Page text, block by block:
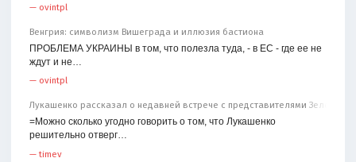
— ovintpl
Венгрия: символизм Вишеграда и иллюзия бастиона
ПРОБЛЕМА УКРАИНЫ в том, что полезла туда, - в ЕС - где ее не
ждут и не…
— ovintpl
Лукашенко рассказал о недавней встрече с представителями
=Можно сколько угодно говорить о том, что Лукашенко
решительно отверг…
—timev